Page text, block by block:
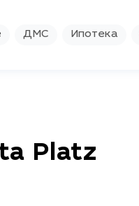
ДМС Ипотека
Platz